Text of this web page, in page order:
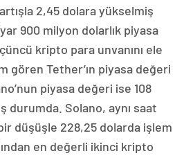
2,45 dolara yükselmiş
900 milyon dolarlık piyasa
kripto para unvanını ele
gören Tether’ın piyasa değeri
piyasa değeri ise 108
durumda. Solano, aynı saat
düşüşle 228,25 dolarda işlem
en değerli ikinci kripto